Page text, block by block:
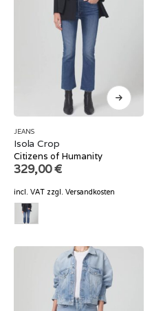
JEANS
Isola Crop
Citizens of Humanity
329,00€
incl. VAT zzgl. Versandkosten